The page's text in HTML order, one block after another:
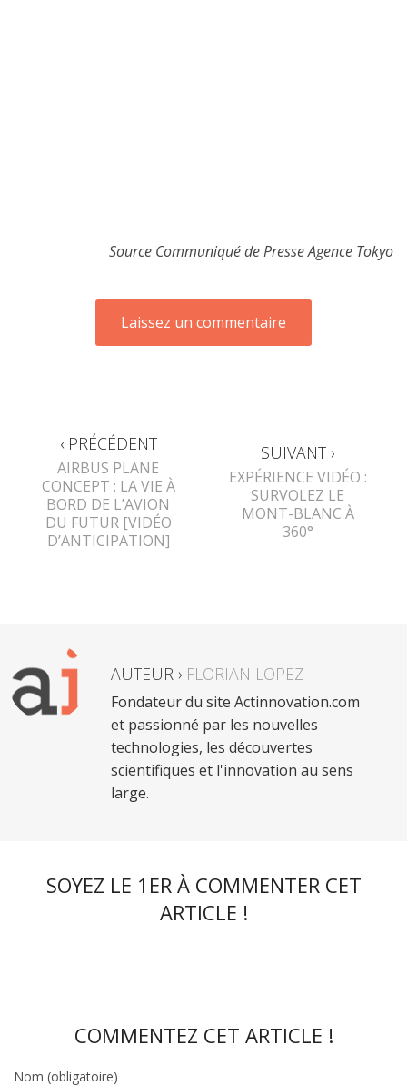
Source Communiqué de Presse Agence Tokyo
‹ PRÉCÉDENT
AIRBUS PLANE
CONCEPT : LA VIE À
BORD DE L’AVION
DU FUTUR [VIDÉO
D’ANTICIPATION]
SUIVANT ›
EXPÉRIENCE VIDÉO :
SURVOLEZ LE
MONT-BLANC À
360°
AUTEUR › FLORIAN LOPEZ
Fondateur du site Actinnovation.com
et passionné par les nouvelles
technologies, les découvertes
scientifiques et l'innovation au sens
large.
SOYEZ LE 1ER À COMMENTER CET
ARTICLE !
COMMENTEZ CET ARTICLE !
Nom (obligatoire)